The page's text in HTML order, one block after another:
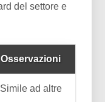
del settore e
Osservazioni
Simile ad altre